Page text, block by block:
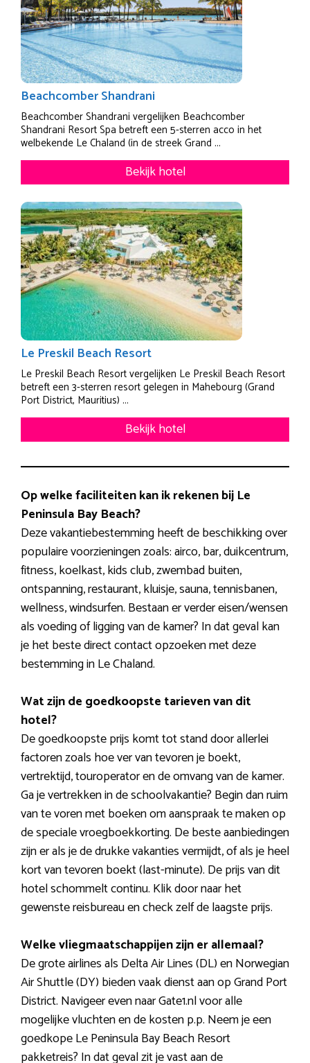
Beachcomber Shandrani
Beachcomber Shandrani vergelijken Beachcomber
Shandrani Resort Spa betreft een 5-sterren acco in het
welbekende Le Chaland (in de streek Grand ...
Bekijk hotel
Le Preskil Beach Resort
Le Preskil Beach Resort vergelijken Le Preskil Beach Resort
betreft een 3-sterren resort gelegen in Mahebourg (Grand
Port District, Mauritius) ...
Bekijk hotel
Op welke faciliteiten kan ik rekenen bij Le
Peninsula Bay Beach?
Deze vakantiebestemming heeft de beschikking over
populaire voorzieningen zoals: airco, bar, duikcentrum,
fitness, koelkast, kids club, zwembad buiten,
ontspanning, restaurant, kluisje, sauna, tennisbanen,
wellness, windsurfen. Bestaan er verder eisen/wensen
als voeding of ligging van de kamer? In dat geval kan
je het beste direct contact opzoeken met deze
bestemming in Le Chaland.
Wat zijn de goedkoopste tarieven van dit
hotel?
De goedkoopste prijs komt tot stand door allerlei
factoren zoals hoe ver van tevoren je boekt,
vertrektijd, touroperator en de omvang van de kamer.
Ga je vertrekken in de schoolvakantie? Begin dan ruim
van te voren met boeken om aanspraak te maken op
de speciale vroegboekkorting. De beste aanbiedingen
zijn er als je de drukke vakanties vermijdt, of als je heel
kort van tevoren boekt (last-minute). De prijs van dit
hotel schommelt continu. Klik door naar het
gewenste reisbureau en check zelf de laagste prijs.
Welke vliegmaatschappijen zijn er allemaal?
De grote airlines als Delta Air Lines (DL) en Norwegian
Air Shuttle (DY) bieden vaak dienst aan op Grand Port
District. Navigeer even naar Gate1.nl voor alle
mogelijke vluchten en de kosten p.p. Neem je een
goedkope Le Peninsula Bay Beach Resort
pakketreis? In dat geval zit je vast aan de